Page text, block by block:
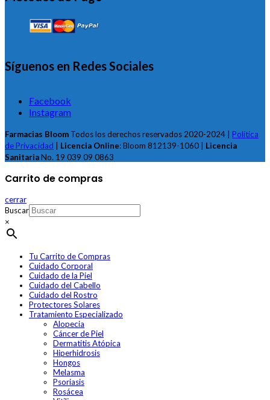
Síguenos en Redes Sociales
Facebook
Instagram
Farmacias Bloom Todos los derechos reservados 2020-2024 | Política
de Privacidad
Licencia Online: Bloom 812139-1060 | Licencia
SanitariaNo. 19 039 09 0863
Carrito de compras
cerrar
Buscar
×
Tu Carrito de Compras
Cuidado Corporal
Cuidado de la Piel
Cuidado del Cabello
Cuidado del Rostro
Protectores Solares
Tratamiento Especializado
Alopecia
Cáncer de Piel
Dermatitis Atópica
Hiperhidrosis
Hongos
Melasma
Psoriasis
Rosácea